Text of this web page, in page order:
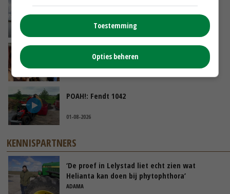
Koeien van enige drijvende boerderij ter
GISTEREN, 12:00
Danique in Canada: ‘Superveel schik gehad
tijdens stage’
POAH!: Fendt 1042
01-08-2026
KENNISPARTNERS
‘De proef in Lelystad liet echt zien wat
Helianta kan doen bij phytophthora’
ADAMA
Toestemming
Opties beheren